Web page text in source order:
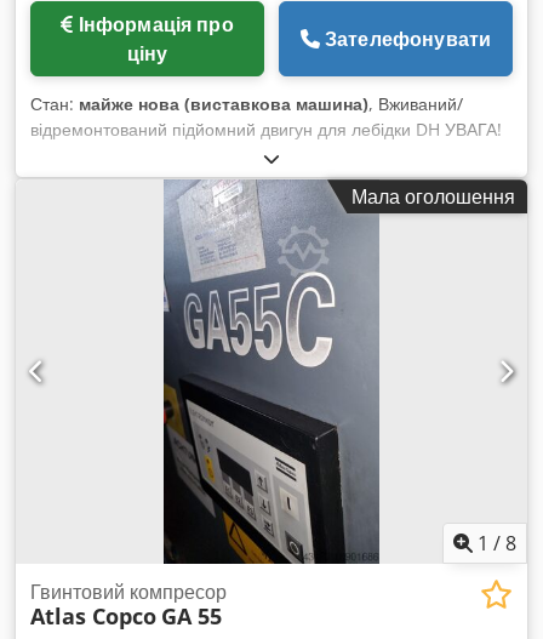
ціну
Зателефонувати
Стан: майже нова (виставкова машина), Вживаний/
відремонтований підйомний двигун для лебідки DH УВАГА!
У нас на складі більше 15 000 запчастин Demag. Додаткову
інформацію ви знайдете на нашому веб-сайті або в інших
оголошеннях. Crsdpeh Up Uyjfx Alref
Мала оголошення
1 /8
Гвинтовий компресор
Atlas Copco GA 55